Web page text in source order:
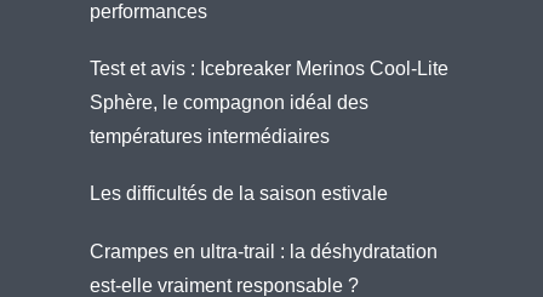
performances
Test et avis : Icebreaker Merinos Cool-Lite
Sphère, le compagnon idéal des
températures intermédiaires
Les difficultés de la saison estivale
Crampes en ultra-trail : la déshydratation
est-elle vraiment responsable ?